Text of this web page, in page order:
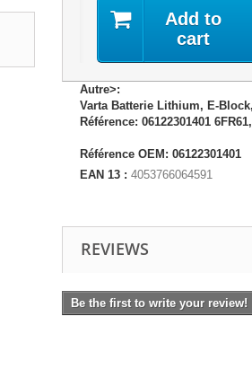
Add to
cart
Autre>:
Varta Batterie Lithium, E-Block,
Référence: 06122301401
Référence OEM: 06122301401
EAN 13 : 4053766064591
REVIEWS
Be the first to write your review!